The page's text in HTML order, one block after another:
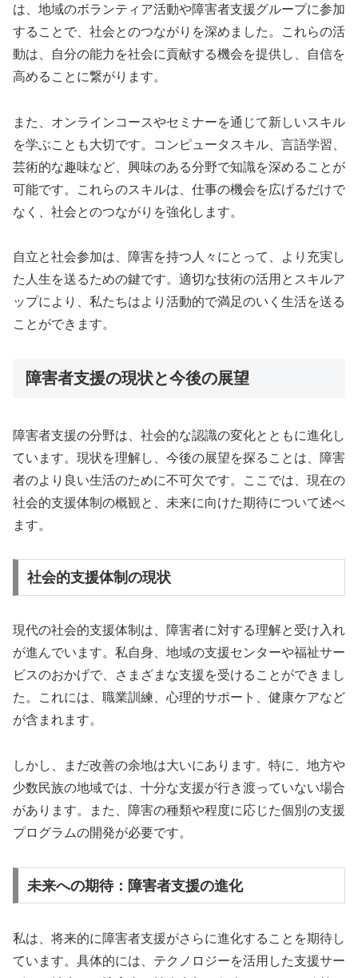
は、地域のボランティア活動や障害者支援グループに参加
することで、社会とのつながりを深めました。これらの活
動は、自分の能力を社会に貢献する機会を提供し、自信を
高めることに繋がります。
また、オンラインコースやセミナーを通じて新しいスキル
を学ぶことも大切です。コンピュータスキル、言語学習、
芸術的な趣味など、興味のある分野で知識を深めることが
可能です。これらのスキルは、仕事の機会を広げるだけで
なく、社会とのつながりを強化します。
自立と社会参加は、障害を持つ人々にとって、より充実し
た人生を送るための鍵です。適切な技術の活用とスキルア
ップにより、私たちはより活動的で満足のいく生活を送る
ことができます。
障害者支援の現状と今後の展望
障害者支援の分野は、社会的な認識の変化とともに進化し
ています。現状を理解し、今後の展望を探ることは、障害
者のより良い生活のために不可欠です。ここでは、現在の
社会的支援体制の概観と、未来に向けた期待について述べ
ます。
社会的支援体制の現状
現代の社会的支援体制は、障害者に対する理解と受け入れ
が進んでいます。私自身、地域の支援センターや福祉サー
ビスのおかげで、さまざまな支援を受けることができまし
た。これには、職業訓練、心理的サポート、健康ケアなど
が含まれます。
しかし、まだ改善の余地は大いにあります。特に、地方や
少数民族の地域では、十分な支援が行き渡っていない場合
があります。また、障害の種類や程度に応じた個別の支援
プログラムの開発が必要です。
未来への期待：障害者支援の進化
私は、将来的に障害者支援がさらに進化することを期待し
ています。具体的には、テクノロジーを活用した支援サー